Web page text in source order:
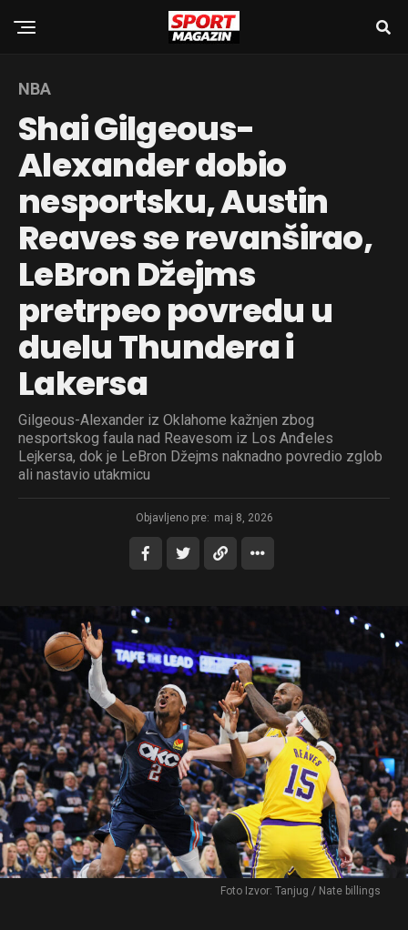
NBA
Shai Gilgeous-
Alexander dobio
nesportsku, Austin
Reaves se revanširao,
LeBron Džejms
pretrpeo povredu u
duelu Thundera i
Lakersa
Gilgeous-Alexander iz Oklahome kažnjen zbog
nesportskog faula nad Reavesom iz Los Anđeles
Lejkersa, dok je LeBron Džejms naknadno povredio zglob
ali nastavio utakmicu
Objavljeno pre: maj 8, 2026
Foto Izvor: Tanjug / Nate billings